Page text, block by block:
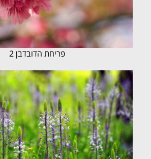
פריחת הדובדבן 2